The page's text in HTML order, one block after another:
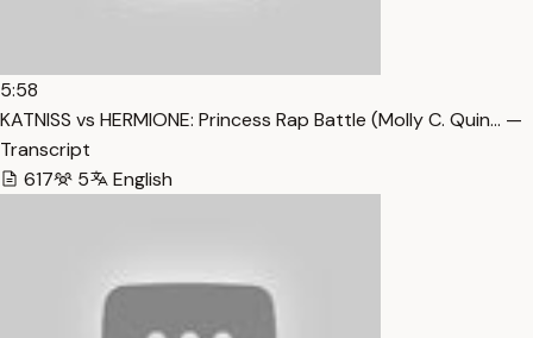
5:58
KATNISS vs HERMIONE: Princess Rap Battle (Molly C. Quin… —
Transcript
617
5 English